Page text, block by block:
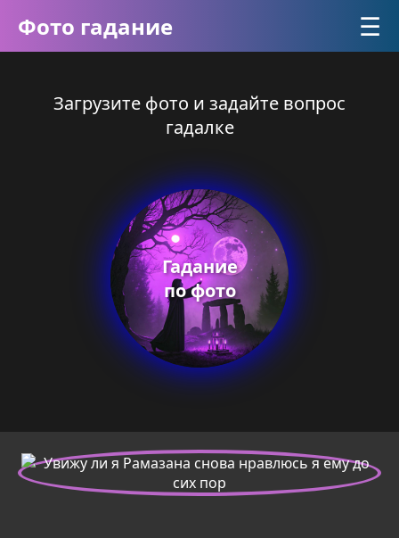
Фото гадание ☰
Загрузите фото и задайте вопрос
гадалке
Гадание
по фото